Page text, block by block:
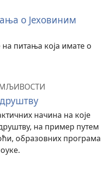
о Јеховиним
на питања која имате о
начина на које
на пример путем
образовних програма